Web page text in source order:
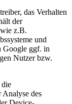
das Verhalten
der
z.B.
und
Google ggf. in
Nutzer bzw.
Analyse des